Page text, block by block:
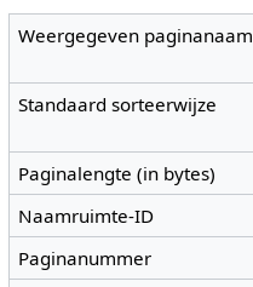
Weergegeven paginanaam
Standaard sorteerwijze
Paginalengte (in bytes)
Naamruimte-ID
Paginanummer